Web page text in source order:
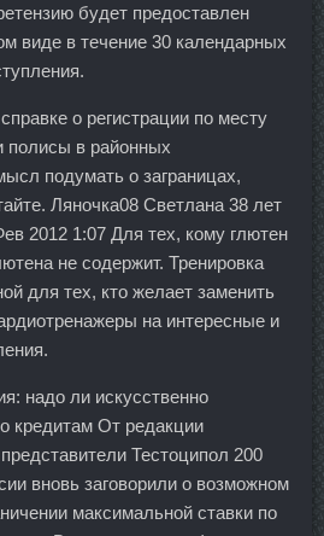
будет предоставлен
виде в течение 30 календарных
о регистрации по месту
полисы в районных
подумать о заграницах,
Ляночка08 Светлана 38 лет
2012 1:07 Для тех, кому глютен
не содержит. Тренировка
для тех, кто желает заменить
на интересные и
надо ли искусственно
кредитам От редакции
Тестоципол 200
вновь заговорили о возможном
максимальной ставки по